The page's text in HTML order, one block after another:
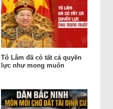
Tô Lâm đã có tất cả quyền
lực như mong muốn